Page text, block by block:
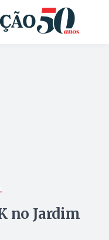
no Jardim